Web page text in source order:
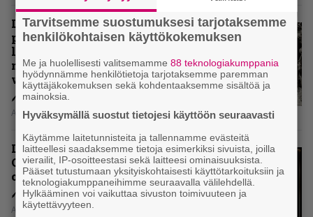
Levyarvio: Coronerin
paluualbumi 32 vuotta edellisen
levytyksen jälkeen ei voi
mitenkään täyttää odotuksia. Vai
voiko?
Aki Nuopponen
Levyarvio: Dirkschneider & The
Old Gang -albumista ei aina tiedä,
onko se tosissaan tehty vai ei
Aki Nuopponen
Tarvitsemme suostumuksesi tarjotaksemme
henkilökohtaisen käyttökokemuksen
Me ja huolellisesti valitsemamme88 teknologiakumppania
hyödynnämme henkilötietoja tarjotaksemme paremman
käyttäjäkokemuksen sekä kohdentaaksemme sisältöä ja
mainoksia.
Hyväksymällä suostut tietojesi käyttöön seuraavasti
Käytämme laitetunnisteita ja tallennamme evästeitä
laitteellesi saadaksemme tietoja esimerkiksi sivuista, joilla
vierailit, IP-osoitteestasi sekä laitteesi ominaisuuksista.
Pääset tutustumaan yksityiskohtaisesti käyttötarkoituksiin ja
teknologiakumppaneihimme seuraavalla välilehdellä.
Hylkääminen voi vaikuttaa sivuston toimivuuteen ja
käytettävyyteen.